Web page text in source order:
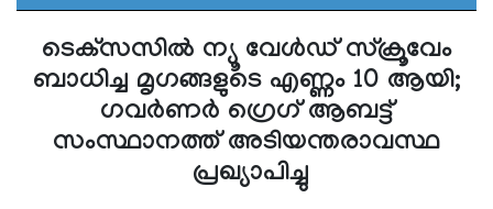
ടെക്‌സസില്‍ ന്യൂ വേള്‍ഡ് സ്‌ക്രൂവേം
ബാധിച്ച മൃഗങ്ങളുടെ എണ്ണം 10 ആയി;
ഗവര്‍ണര്‍ ഗ്രെഗ് ആബട്ട്
സംസ്ഥാനത്ത് അടിയന്തരാവസ്ഥ
പ്രഖ്യാപിച്ചു